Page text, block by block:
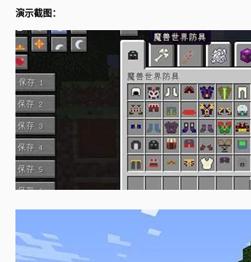
演示截图：